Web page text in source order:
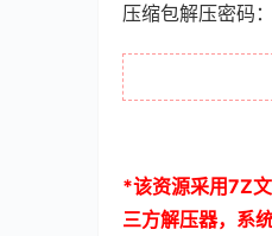
压缩包解压密码
*该资源采用7Z
三方解压器，系